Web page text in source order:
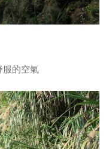
服的空氣